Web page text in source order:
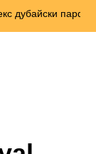
дубайски